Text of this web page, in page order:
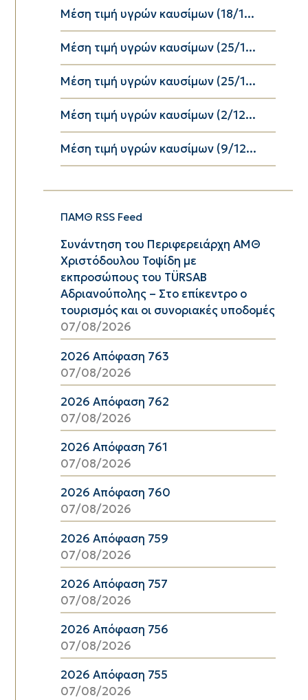
Μέση τιμή υγρών καυσίμων (18/1...
Μέση τιμή υγρών καυσίμων (25/1...
Μέση τιμή υγρών καυσίμων (25/1...
Μέση τιμή υγρών καυσίμων (2/12...
Μέση τιμή υγρών καυσίμων (9/12...
ΠΑΜΘ RSS Feed
Συνάντηση του Περιφερειάρχη ΑΜΘ
Χριστόδουλου Τοψίδη με
εκπροσώπους του TÜRSAB
Αδριανούπολης – Στο επίκεντρο ο
τουρισμός και οι συνοριακές υποδομές
07/08/2026
2026 Απόφαση 763
07/08/2026
2026 Απόφαση 762
07/08/2026
2026 Απόφαση 761
07/08/2026
2026 Απόφαση 760
07/08/2026
2026 Απόφαση 759
07/08/2026
2026 Απόφαση 757
07/08/2026
2026 Απόφαση 756
07/08/2026
2026 Απόφαση 755
07/08/2026